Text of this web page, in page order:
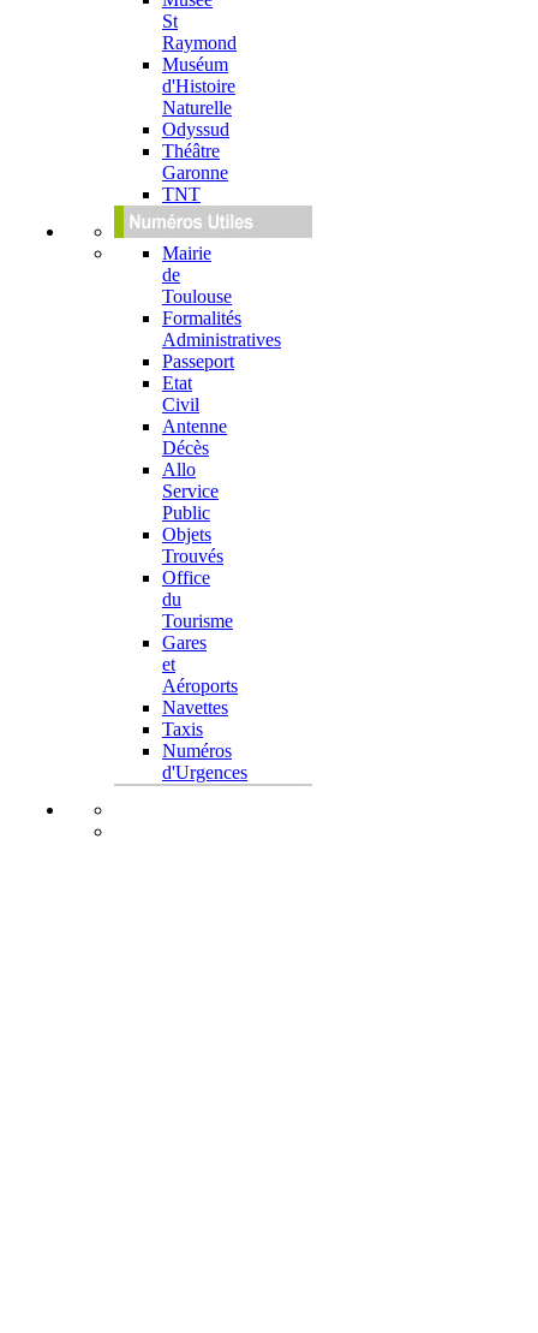
St
Raymond
Muséum
d'Histoire
Naturelle
Odyssud
Théâtre
Garonne
TNT
Mairie
de
Toulouse
Formalités
Administratives
Passeport
Etat
Civil
Antenne
Décès
Allo
Service
Public
Objets
Trouvés
Office
du
Tourisme
Gares
et
Aéroports
Navettes
Taxis
Numéros
d'Urgences